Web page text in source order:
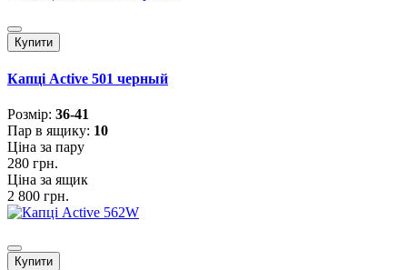
Купити
Капці Active 501 черный
Розмiр: 36-41
Пар в ящику: 10
Ціна за пару
280 грн.
Ціна за ящик
2 800 грн.
Купити